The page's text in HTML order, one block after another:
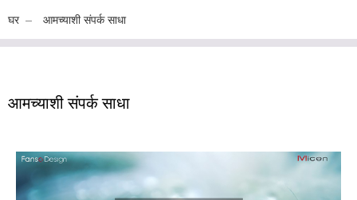
घर आमच्याशी संपर्क साधा
आमच्याशी संपर्क साधा